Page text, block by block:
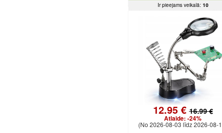
Ir pieejams veikalā: 10
12.95 €16.99 €
Atlaide: -24%
(No 2026-08-03 līdz 2026-08-